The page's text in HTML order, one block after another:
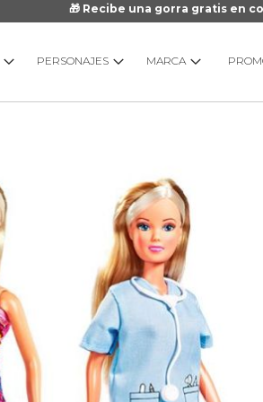
🎁 Recibe una gorra gratis en
PERSONAJES MARCA